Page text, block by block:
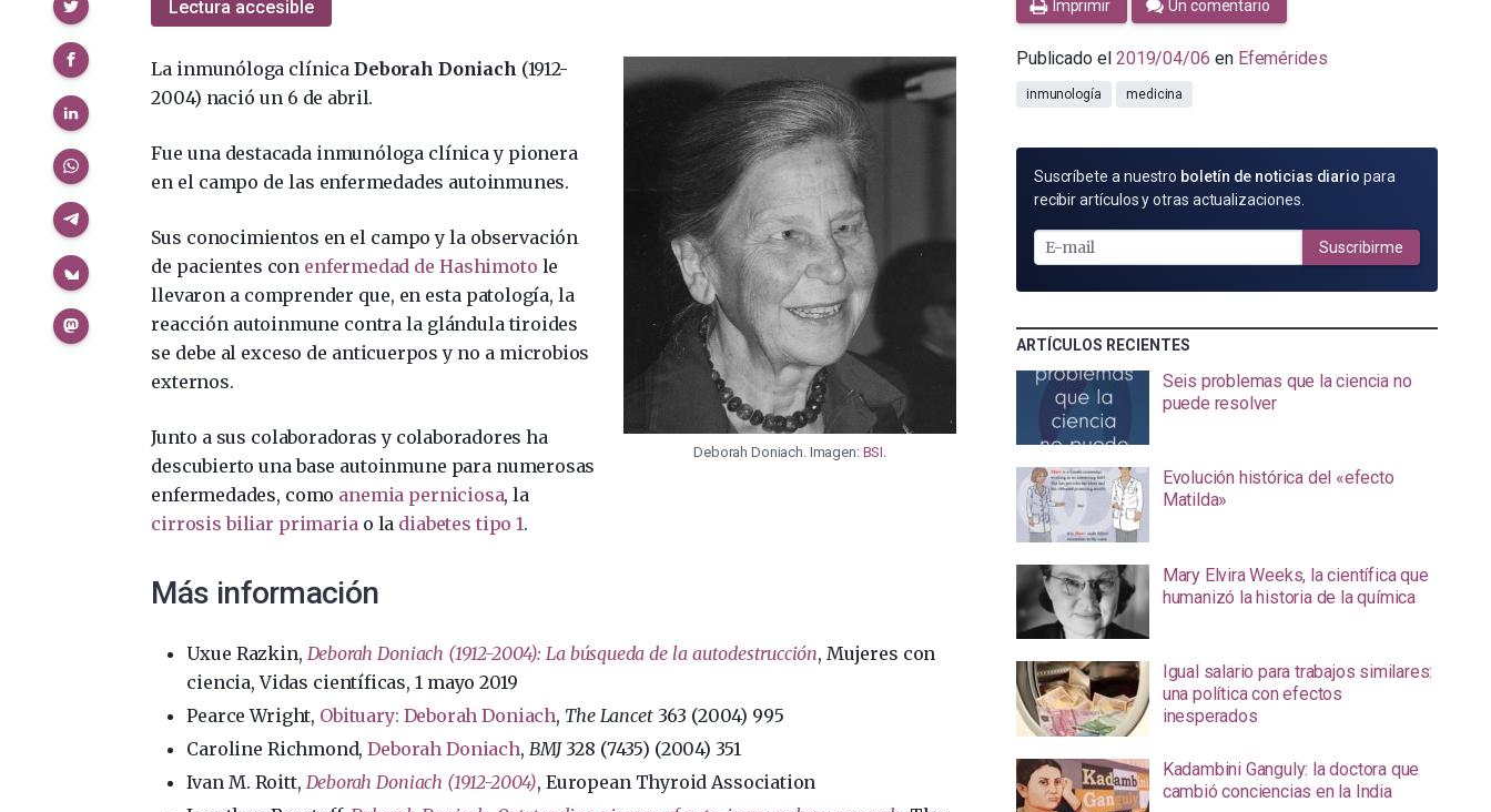
Lectura accesible
Deborah Doniach. Imagen: BSI.
La inmunóloga clínicaDeborah Doniach (1912-
2004) nació un 6 de abril.
Fue una destacada inmunóloga clínica y pionera
en el campo de las enfermedades autoinmunes.
Sus conocimientos en el campo y la observación
de pacientes con enfermedad de Hashimoto le
llevaron a comprender que, en esta patología, la
reacción autoinmune contra la glándula tiroides
se debe al exceso de anticuerpos y no a microbios
externos.
Junto a sus colaboradoras y colaboradores ha
descubierto una base autoinmune para numerosas
enfermedades, como anemia perniciosa, la
cirrosis biliar primaria o la diabetes tipo 1.
Más información
Uxue Razkin, Deborah Doniach (1912-2004): La búsqueda de la autodestrucción, Mujeres con
ciencia, Vidas científicas, 1 mayo 2019
Pearce Wright, Obituary: Deborah Doniach, The Lancet363 (2004) 995
Caroline Richmond,Deborah Doniach, BMJ328 (7435) (2004) 351
Ivan M. Roitt, Deborah Doniach (1912-2004), European Thyroid Association
Imprimir Un comentario
Publicado el 2019/04/06 en Efemérides
inmunología medicina
SUSCRÍBETE
POR
MAIL
Suscríbete a nuestro boletín de noticias diario para
recibir artículos y otras actualizaciones.
Suscribirme
ARTÍCULOS RECIENTES
Seis problemas que la ciencia no
puede resolver
Evolución histórica del «efecto
Matilda»
Mary Elvira Weeks, la científica que
humanizó la historia de la química
Igual salario para trabajos similares:
una política con efectos
inesperados
Kadambini Ganguly: la doctora que
cambió conciencias en la India